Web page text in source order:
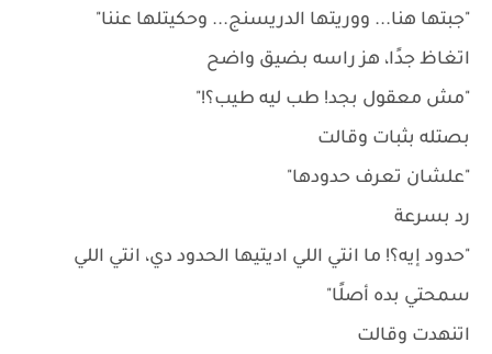
"جبتها هنا... ووريتها الدريسنج... وحكيتلها عننا"
اتغاظ جدًا، هز راسه بضيق واضح
"مش معقول بجد! طب ليه طيب؟!"
بصتله بثبات وقالت
"علشان تعرف حدودها"
رد بسرعة
"حدود إيه؟! ما انتي اللي اديتيها الحدود دي، انتي اللي
سمحتي بده أصلًا"
اتنهدت وقالت